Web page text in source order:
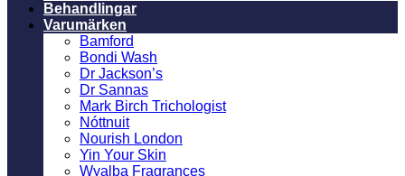
Behandlingar
Varumärken
Bamford
Bondi Wash
Dr Jackson’s
Dr Sannas
Mark Birch Trichologist
Nóttnuit
Nourish London
Yin Your Skin
Wyalba Fragrances